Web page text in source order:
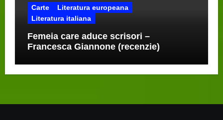
Carte
Literatura europeana
Literatura italiana
Femeia care aduce scrisori –
Francesca Giannone (recenzie)